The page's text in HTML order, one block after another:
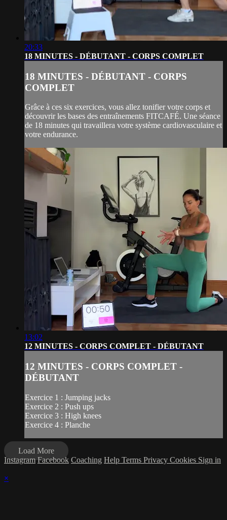
20:33
18 MINUTES - DÉBUTANT - CORPS COMPLET
18 MINUTES - DÉBUTANT - CORPS
COMPLET
Grâce à ces six exercices, vous allez tonifier votre corps et
découvrir les bases des entraînements FITCAFÉ. Une séance
de 18 minutes qui travaillera votre système cardiovasculaire et
votre endurance.
13:02
12 MINUTES - CORPS COMPLET - DÉBUTANT
12 MINUTES - CORPS COMPLET -
DÉBUTANT
Exercice 1 : Jumping jacks
Exercice 2 : Push ups
Exercice 3 : High knees
Exercice 4 : Planche
Load More
Instagram Facebook Coaching Help Terms Privacy Cookies Sign in
×